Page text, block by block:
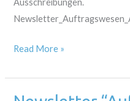
Ausschreibungen.
Read More »